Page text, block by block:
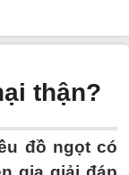
thận?
đồ ngọt có